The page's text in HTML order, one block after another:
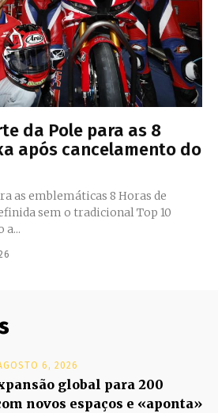
da Pole para as 8
após cancelamento do
as emblemáticas 8 Horas de
sem o tradicional Top 10
a...
6, 2026
global para 200
novos espaços e «aponta»